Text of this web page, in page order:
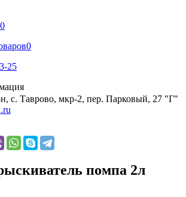
0
0
25
с. Таврово, мкр-2, пер. Парковый, 27 "Г"
помпа 2л